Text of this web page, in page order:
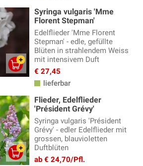
Syringa vulgaris 'Mme
Florent Stepman'
Edelflieder 'Mme Florent
Stepman' - edle, gefüllte
Blüten in strahlendem Weiss
mit intensivem Duft
€ 27,45
lieferbar
Flieder, Edelflieder
'Président Grévy'
Syringa vulgaris 'Président
Grévy' - edler Edelflieder mit
grossen, blauvioletten
Duftblüten
ab € 24,70/Pfl.